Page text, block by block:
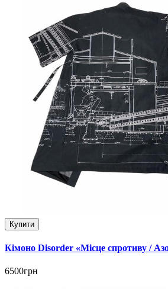
Купити
Кімоно Disorder «Місце спротиву /
6500грн